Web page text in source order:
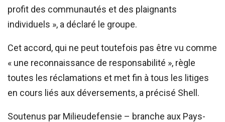
profit des communautés et des plaignants
individuels », a déclaré le groupe.
Cet accord, qui ne peut toutefois pas être vu comme
« une reconnaissance de responsabilité », règle
toutes les réclamations et met fin à tous les litiges
en cours liés aux déversements, a précisé Shell.
Soutenus par Milieudefensie – branche aux Pays-